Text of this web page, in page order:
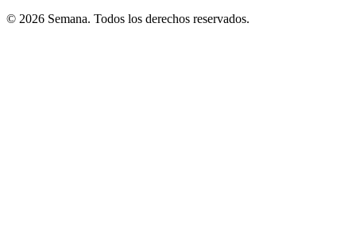
© 2026 Semana. Todos los derechos reservados.